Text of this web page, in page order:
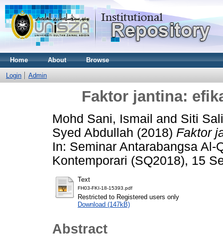
Home About Browse
Login Admin
Faktor jantina:
Mohd Sani, Ismail and Siti
Syed Abdullah (2018) Faktor
In: Seminar Antarabangsa Al-
Kontemporari (SQ2018), 15
Text
FH03-FKI-18-15393.pdf
Restricted to Registered users only
Download (147kB)
Abstract